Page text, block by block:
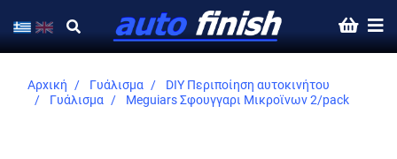
Αρχική Γυάλισμα
DIY Περιποίηση αυτοκινήτου
Γυάλισμα
Meguiars Σφουγγαρι Μικροϊνων 2/pack